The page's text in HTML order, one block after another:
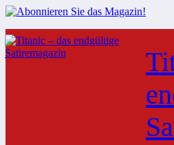
Zum
Inhalt
springen